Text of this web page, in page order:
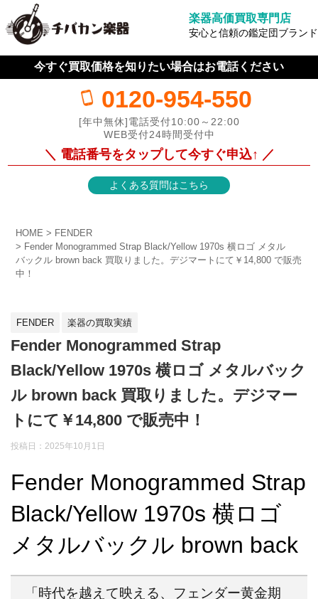
楽器高価買取専門店
安心と信頼の鑑定団ブランド
今すぐ買取価格を知りたい場合はお電話ください
0120-954-550
[年中無休]電話受付10:00～22:00
WEB受付24時間受付中
＼ 電話番号をタップして今すぐ申込↑ ／
よくある質問はこちら
HOME
FENDER
Fender Monogrammed Strap Black/Yellow 1970s 横ロゴ メタル
バックル brown back 買取りました。デジマートにて￥14,800 で販売
中！
FENDER 楽器の買取実績
Fender Monogrammed Strap
Black/Yellow 1970s 横ロゴ メタルバック
ル brown back 買取りました。デジマー
トにて￥14,800 で販売中！
投稿日：2025年10月1日
Fender Monogrammed Strap
Black/Yellow 1970s 横ロゴ
メタルバックル brown back
「時代を越えて映える、フェンダー黄金期